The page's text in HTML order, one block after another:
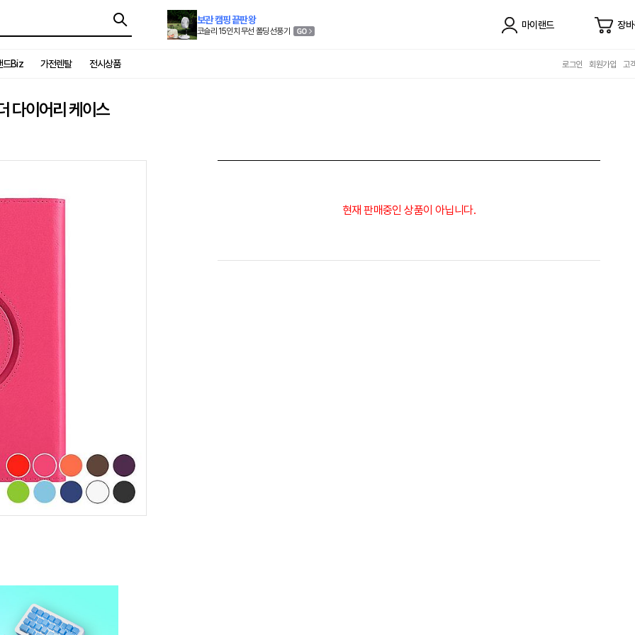
보관 캠핑 끝판왕
코슬리 15인치 무선 폴딩 선풍기
마이랜드 장
드Biz 가전렌탈 전시상품 로그인 회원가입 고
다이어리 케이스
현재 판매중인 상품이 아닙니다.